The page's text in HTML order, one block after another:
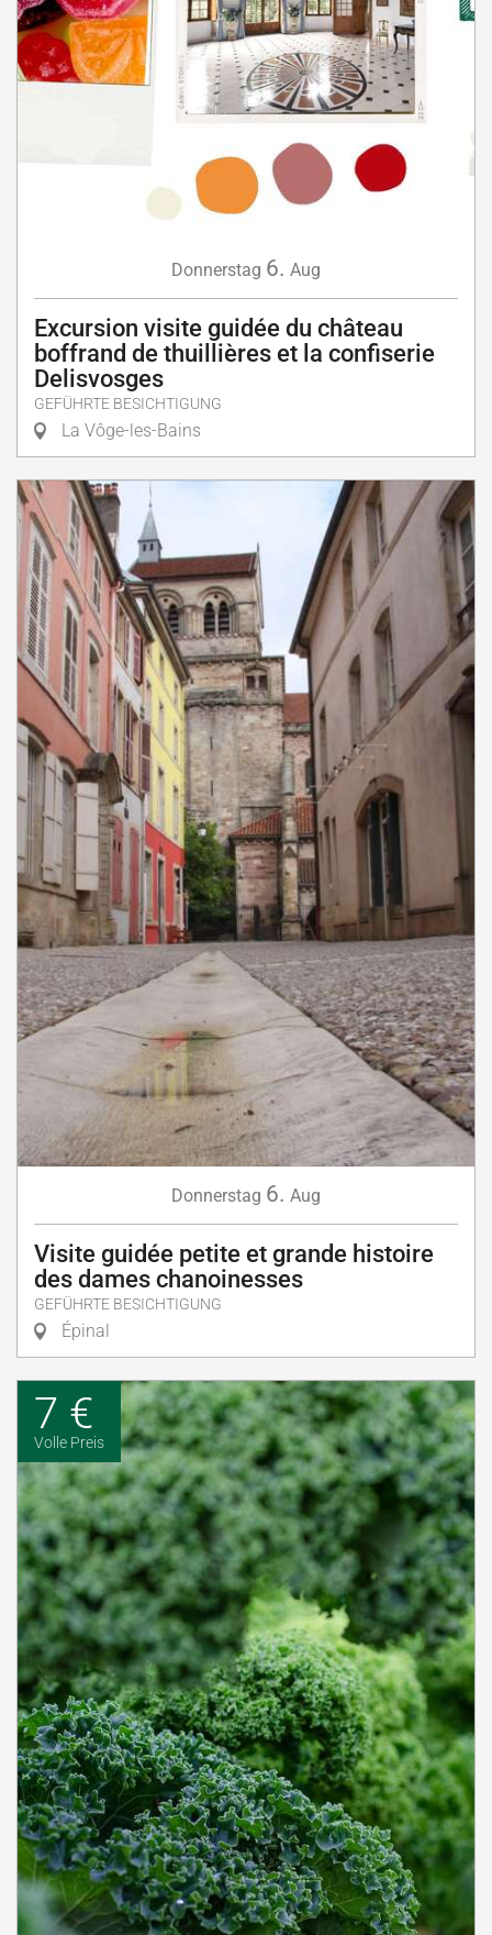
Donnerstag 6. Aug
Excursion visite guidée du château
boffrand de thuillières et la confiserie
Delisvosges
GEFÜHRTE BESICHTIGUNG
La Vôge-les-Bains
Donnerstag 6. Aug
Visite guidée petite et grande histoire
des dames chanoinesses
GEFÜHRTE BESICHTIGUNG
Épinal
7 €
Volle Preis